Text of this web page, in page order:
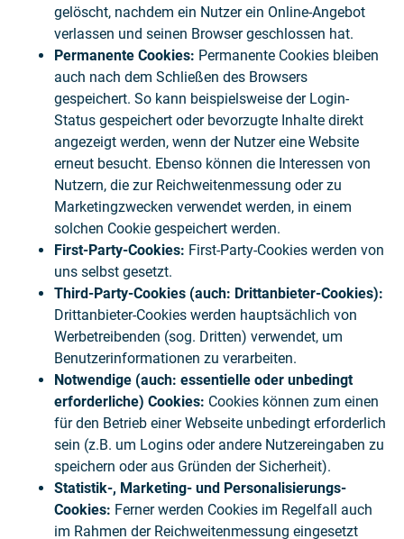
gelöscht, nachdem ein Nutzer ein Online-Angebot
verlassen und seinen Browser geschlossen hat.
Permanente Cookies: Permanente Cookies bleiben
auch nach dem Schließen des Browsers
gespeichert. So kann beispielsweise der Login-
Status gespeichert oder bevorzugte Inhalte direkt
angezeigt werden, wenn der Nutzer eine Website
erneut besucht. Ebenso können die Interessen von
Nutzern, die zur Reichweitenmessung oder zu
Marketingzwecken verwendet werden, in einem
solchen Cookie gespeichert werden.
First-Party-Cookies: First-Party-Cookies werden von
uns selbst gesetzt.
Third-Party-Cookies (auch: Drittanbieter-Cookies):
Drittanbieter-Cookies werden hauptsächlich von
Werbetreibenden (sog. Dritten) verwendet, um
Benutzerinformationen zu verarbeiten.
Notwendige (auch: essentielle oder unbedingt
erforderliche) Cookies: Cookies können zum einen
für den Betrieb einer Webseite unbedingt erforderlich
sein (z.B. um Logins oder andere Nutzereingaben zu
speichern oder aus Gründen der Sicherheit).
Statistik-, Marketing- und Personalisierungs-
Cookies: Ferner werden Cookies im Regelfall auch
im Rahmen der Reichweitenmessung eingesetzt